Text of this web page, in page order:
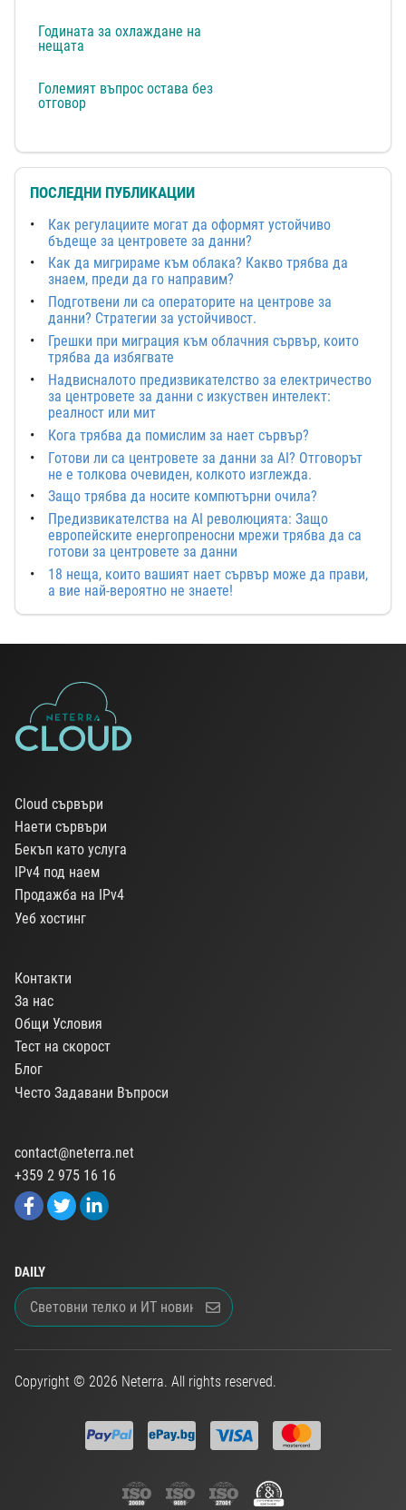
Годината за охлаждане на
нещата
Големият въпрос остава без
отговор
ПОСЛЕДНИ ПУБЛИКАЦИИ
Как регулациите могат да оформят устойчиво
бъдеще за центровете за данни?
Как да мигрираме към облака? Какво трябва да
знаем, преди да го направим?
Подготвени ли са операторите на центрове за
данни? Стратегии за устойчивост.
Грешки при миграция към облачния сървър, които
трябва да избягвате
Надвисналото предизвикателство за електричество
за центровете за данни с изкуствен интелект:
реалност или мит
Кога трябва да помислим за нает сървър?
Готови ли са центровете за данни за AI? Отговорът
не е толкова очевиден, колкото изглежда.
Защо трябва да носите компютърни очила?
Предизвикателства на AI революцията: Защо
европейските енергопреносни мрежи трябва да са
готови за центровете за данни
18 неща, които вашият нает сървър може да прави,
а вие най-вероятно не знаете!
Cloud сървъри
Наети сървъри
Бекъп като услуга
IPv4 под наем
Продажба на IPv4
Уеб хостинг
Контакти
За нас
Общи Условия
Тест на скорост
Блог
Често Задавани Въпроси
contact@neterra.net
+359 2 975 16 16
DAILY
Copyright © 2026 Neterra. All rights reserved.